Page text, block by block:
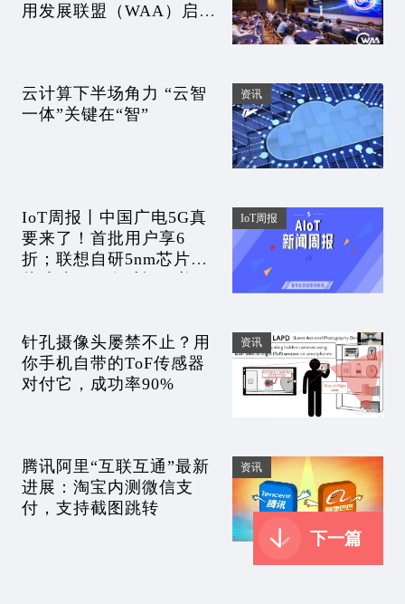
用发展联盟（WAA）启航
云计算下半场角力 “云智
一体”关键在“智”
资讯
IoT周报丨中国广电5G真
要来了！首批用户享6
折；联想自研5nm芯片流
IoT周报
针孔摄像头屡禁不止？用
你手机自带的ToF传感器
对付它，成功率90%
资讯
腾讯阿里“互联互通”最新
进展：淘宝内测微信支
付，支持截图跳转
资讯
下一篇